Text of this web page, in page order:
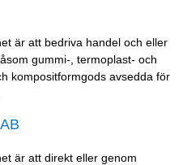
är att bedriva handel och eller
gummi-, termoplast- och
kompositformgods avsedda för
är att direkt eller genom